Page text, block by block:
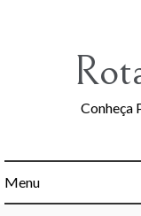
Conheça
Menu